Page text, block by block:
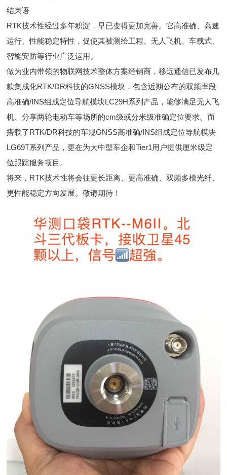
结束语
RTK技术性经过多年积淀，早已变得更加完善。它高准确、高速
运行、性能稳定特性，促使其被测绘工程、无人飞机、车载式、
智能安防等行业广泛运用。
做为业内带领的物联网技术整体方案经销商，移远通信已发布几
款集成化RTK/DR科技的GNSS模块，包含近期公布的双频率段
高准确/INS组成定位导航模块LC29H系列产品，能够满足无人飞
机、分享两轮电动车等场所的cm级或分米级准确定位要求。而
搭载了RTK/DR科技的车规GNSS高准确/INS组成定位导航模块
LG69T系列产品，更在为大中型车企和Tier1用户提供厘米级定
位跟踪服务项目。
将来，RTK技术性将会往更长距离、更高准确、双频多模光纤、
更性能稳定方向发展。敬请期待！